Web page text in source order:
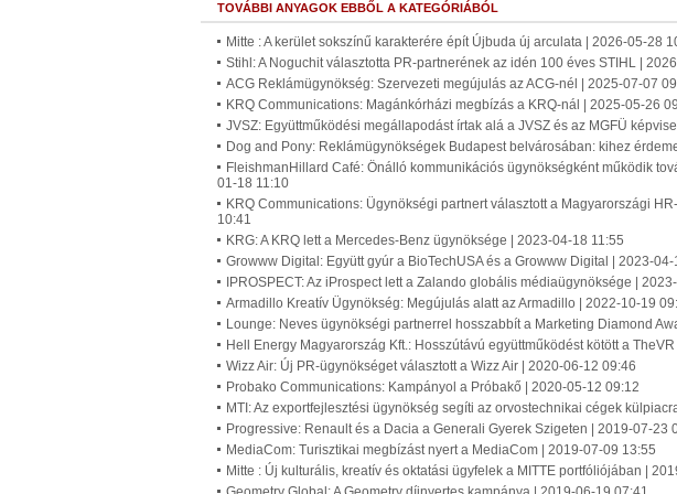
TOVÁBBI ANYAGOK EBBŐL A KATEGÓRIÁBÓL
Mitte : A kerület sokszínű karakterére épít Újbuda új arculata | 2026-05-28
Stihl: A Noguchit választotta PR-partnerének az idén 100 éves STIHL |
ACG Reklámügynökség: Szervezeti megújulás az ACG-nél | 2025-07-07
KRQ Communications: Magánkórházi megbízás a KRQ-nál | 2025-05-26
JVSZ: Együttműködési megállapodást írtak alá a JVSZ és az MGFÜ
Dog and Pony: Reklámügynökségek Budapest belvárosában: kihez
FleishmanHillard Café: Önálló kommunikációs ügynökségként működik
01-18 11:10
KRQ Communications: Ügynökségi partnert választott a Magyarországi
10:41
KRG: A KRQ lett a Mercedes-Benz ügynöksége | 2023-04-18 11:55
Growww Digital: Együtt gyúr a BioTechUSA és a Growww Digital | 2023-04-
IPROSPECT: Az iProspect lett a Zalando globális médiaügynöksége |
Armadillo Kreatív Ügynökség: Megújulás alatt az Armadillo | 2022-10-19
Lounge: Neves ügynökségi partnerrel hosszabbít a Marketing Diamond
Hell Energy Magyarország Kft.: Hosszútávú együttműködést kötött a
Wizz Air: Új PR-ügynökséget választott a Wizz Air | 2020-06-12 09:46
Probako Communications: Kampányol a Próbakő | 2020-05-12 09:12
MTI: Az exportfejlesztési ügynökség segíti az orvostechnikai cégek
Progressive: Renault és a Dacia a Generali Gyerek Szigeten | 2019-07-23
MediaCom: Turisztikai megbízást nyert a MediaCom | 2019-07-09 13:55
Mitte : Új kulturális, kreatív és oktatási ügyfelek a MITTE portfóliójában |